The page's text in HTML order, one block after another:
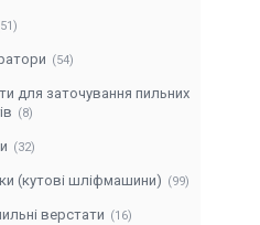
51
54
для заточування пильних
8
32
(кутові шліфмашини) 99
верстати 16